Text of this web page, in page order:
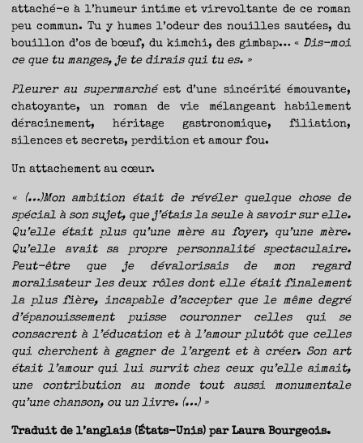
attaché-e à l’humeur intime et virevoltante de ce roman
peu commun. Tu y humes l’odeur des nouilles sautées, du
bouillon d’os de bœuf, du kimchi, des gimbap… « Dis-moi
ce que tu manges, je te dirais qui tu es. »
Pleurer au supermarchéest d’une sincérité émouvante,
chatoyante, un roman de vie mélangeant habilement
déracinement, héritage gastronomique, filiation,
silences et secrets, perdition et amour fou.
Un attachement au cœur.
« (…)Mon ambition était de révéler quelque chose de
spécial à son sujet, que j’étais la seule à savoir sur elle.
Qu’elle était plus qu’une mère au foyer, qu’une mère.
Qu’elle avait sa propre personnalité spectaculaire.
Peut-être que je dévalorisais de mon regard
moralisateur les deux rôles dont elle était finalement
la plus fière, incapable d’accepter que le même degré
d’épanouissement puisse couronner celles qui se
consacrent à l’éducation et à l’amour plutôt que celles
qui cherchent à gagner de l’argent et à créer. Son art
était l’amour qui lui survit chez ceux qu’elle aimait,
une contribution au monde tout aussi monumentale
qu’une chanson, ou un livre. (…) »
Traduit de l’anglais (États-Unis) par Laura Bourgeois.